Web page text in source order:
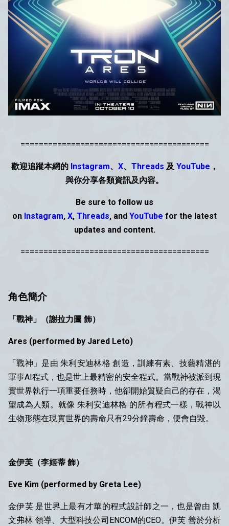
=========================================
歡迎追蹤本網的 Instagram、 X、 Threads 及 YouTube ，
與你分享各類資訊及內容。
Be sure to follow us
on Instagram, X, Threads, and YouTube for the latest
updates and content.
=========================================
角色簡介
「戰神」（謝拉力圖 飾）
Ares (performed by Jared Leto)
「戰神」是由 朱利安迪林格 創造，訓練有素、技藝精湛的
軍事AI程式，也是世上最精密的安全程式。當戰神被派到現
實世界執行一項重要任務時，他卻開始質疑自己的存在，渴
望成為人類。就像 朱利安迪林格 的所有程式一樣，戰神以
生物形態在現實世界的壽命只有29分鐘壽命，便會自毀。
金伊芙（李姬蒂 飾）
Eve Kim (performed by Greta Lee)
金伊芙 是世界上最有才華的程式設計師之一，也是曾由 凱
文弗林 領導、大型科技公司ENCOM的CEO。伊芙 善於分析